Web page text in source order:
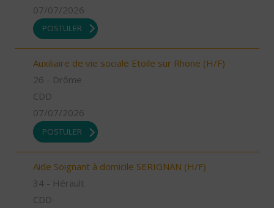
07/07/2026
POSTULER
Auxiliaire de vie sociale Etoile sur Rhone (H/F)
26 - Drôme
CDD
07/07/2026
POSTULER
Aide Soignant à domicile SERIGNAN (H/F)
34 - Hérault
CDD